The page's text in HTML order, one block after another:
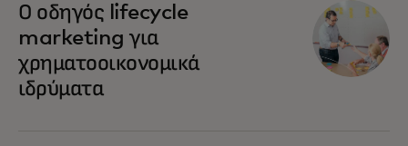
Ο οδηγός lifecycle
marketing για
χρηματοοικονομικά
ιδρύματα